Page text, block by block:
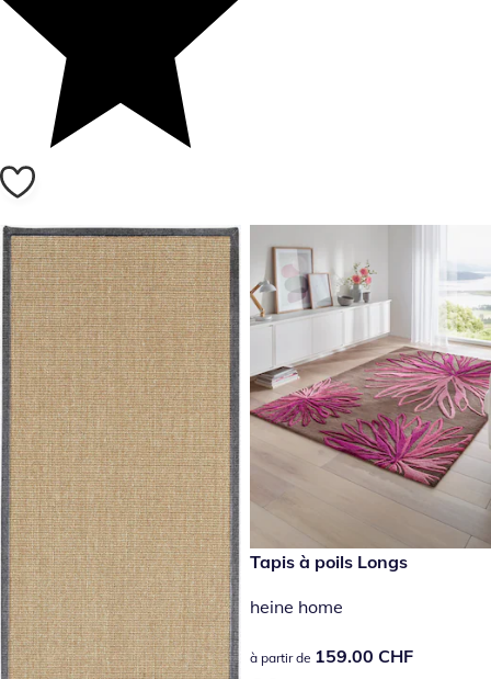
159.00 CHF
Tapis à poils Longs
heine home
159.00 CHF
à partir de 159.00 CHF